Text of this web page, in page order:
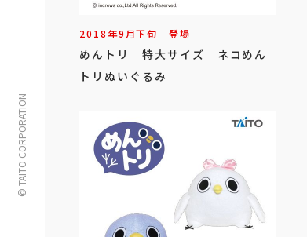
© TAITO CORPORATION
2018年9月下旬 登場
めんトリ 特大サイズ ネコめん
トリぬいぐるみ